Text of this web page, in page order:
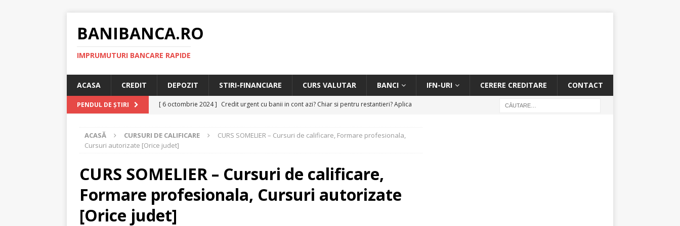
BANIBANCA.RO
IMPRUMUTURI BANCARE RAPIDE
ACASA CREDIT DEPOZIT STIRI-FINANCIARE CURS VALUTAR BANCI IFN-URI CERERE CREDITARE CONTACT
PENDUL DE ȘTIRI [ 6 octombrie 2024 ] Credit urgent cu banii in cont azi? Chiar si pentru restantieri? Aplica
[ 8 septembrie 2024 ] Facem rata creditului mai mica sau iti dam bani in plus? Profita de
[ 11 august 2024 ]
Creditarea restantierilor si imbunatatirea scorului financiar
RAPID
RAPID
ACASĂ CURSURI DE CALIFICARE
CURS SOMELIER – Cursuri de calificare, Formare profesionala,
Cursuri autorizate [Orice judet]
CURS SOMELIER – Cursuri de calificare,
Formare profesionala, Cursuri autorizate
[Orice judet]